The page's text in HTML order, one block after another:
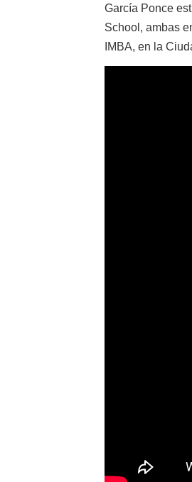
García Ponce
School, ambas
IMBA, en la